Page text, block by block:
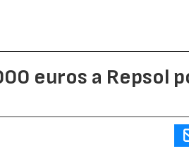
euros a Repsol